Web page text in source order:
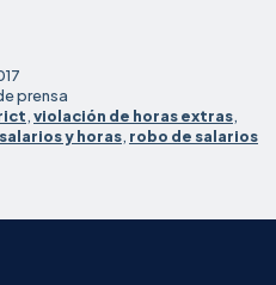
prensa
,violación de horas extras,
salarios y horas, robo de salarios